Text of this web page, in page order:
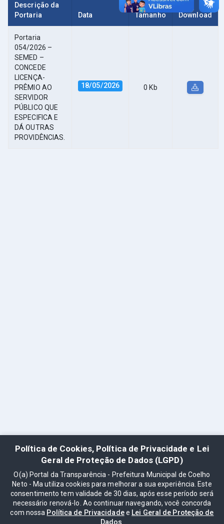
Descrição da
Portaria
Data Tamanho Download
Portaria
054/2026 –
SEMED –
CONCEDE
LICENÇA-
PRÊMIO AO
SERVIDOR
PÚBLICO QUE
ESPECIFICA E
DÁ OUTRAS
PROVIDÊNCIAS.
18/05/2026 0 Kb
Política de Cookies, Política de Privacidade e Lei
Geral de Proteção de Dados (LGPD)
O(a) Portal da Transparência - Prefeitura Municipal de Coelho
Neto - Ma utiliza cookies para melhorar a sua experiência. Este
consentimento tem validade de 30 dias, após esse período será
necessário renová-lo. Ao continuar navegando, você concorda
com nossa Política de Privacidadee Lei Geral de Proteção de
Dados